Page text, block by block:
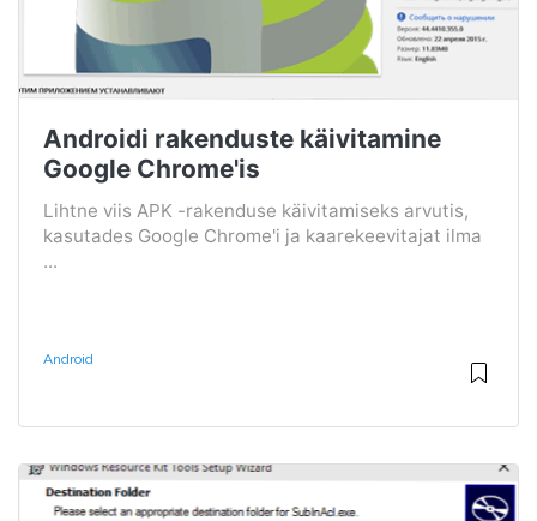
Androidi rakenduste käivitamine
Google Chrome'is
Lihtne viis APK -rakenduse käivitamiseks arvutis,
kasutades Google Chrome'i ja kaarekeevitajat ilma
...
Android